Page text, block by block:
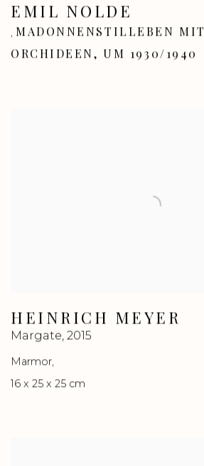
EMIL NOLDE
, MADONNENSTILLEBEN MIT
ORCHIDEEN, UM 1930/1940
HEINRICH MEYER
Margate, 2015
Marmor,
16 x 25 x 25 cm